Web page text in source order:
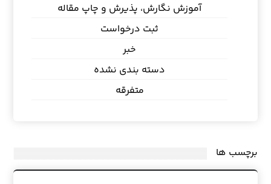
آموزش نگارش، پذیرش و چاپ مقاله
ثبت درخواست
خبر
دسته بندی نشده
متفرقه
برچسب ها